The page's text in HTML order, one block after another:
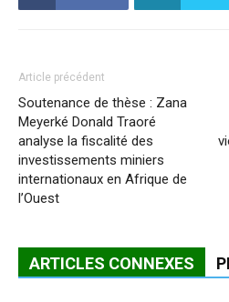
Article précédent
Soutenance de thèse : Zana
Meyerké Donald Traoré
analyse la fiscalité des
investissements miniers
internationaux en Afrique de
l’Ouest
ARTICLES CONNEXES